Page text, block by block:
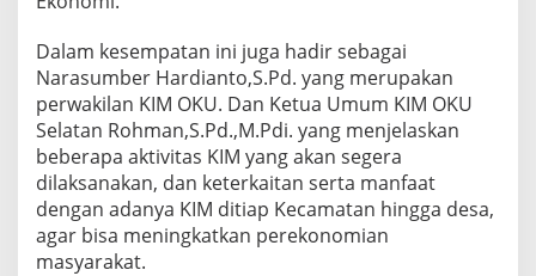
Dalam kesempatan ini juga hadir sebagai
Narasumber Hardianto,S.Pd. yang merupakan
perwakilan KIM OKU. Dan Ketua Umum KIM OKU
Selatan Rohman,S.Pd.,M.Pdi. yang menjelaskan
beberapa aktivitas KIM yang akan segera
dilaksanakan, dan keterkaitan serta manfaat
dengan adanya KIM ditiap Kecamatan hingga desa,
agar bisa meningkatkan perekonomian
masyarakat.